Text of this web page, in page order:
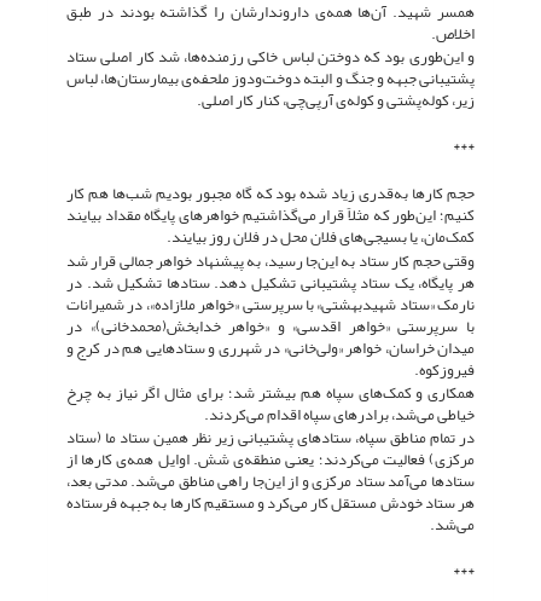
همسر شهید. آن‌ها همه‌ی داروندارشان را گذاشته بودند در طبق
اخلاص.
و این‌طوری بود که دوختن لباس خاکی رزمنده‌ها، شد کار اصلی ستاد
پشتیبانی جبهه و جنگ و البته دوخت‌ودوز ملحفه‌ى بیمارستان‌ها، لباس
زیر، کوله‌پشتی و کوله‌ی آرپی‌چی، کنار کار اصلی.
***
حجم کارها به‌قدری زیاد شده بود که گاه مجبور بودیم شب‌ها هم کار
کنیم؛ این‌طور که مثلاً قرار می‌گذاشتیم خواهرهای پایگاه مقداد بیایند
کمک‌مان، یا بسیجی‌های فلان محل در فلان روز بیایند.
وقتی حجم کار ستاد به این‌جا رسید، به پیشنهاد خواهر جمالی قرار شد
هر پایگاه، یک ستاد پشتیبانی تشکیل دهد. ستادها تشکیل شد. در
نارمک «ستاد شهیدبهشتی» با سرپرستی «خواهر ملازاده»، در شمیرانات
با سرپرستی «خواهر اقدسی» و «خواهر خدابخش(محمدخانی)» در
میدان خراسان، خواهر «ولی‌خانی» در شهرری و ستادهایی هم در کرج و
فیروزکوه.
همکاری و کمک‌های سپاه هم بیشتر شد؛ برای مثال اگر نیاز به چرخ
خیاطی می‌شد، برادرهای سپاه اقدام می‌کردند.
در تمام مناطق سپاه، ستادهای پشتیبانی زیر نظر همین ستاد ما (ستاد
مرکزی) فعالیت می‌کردند؛ یعنی منطقه‌ی شش. اوایل همه‌ی کارها از
ستادها می‌آمد ستاد مرکزی و از این‌جا راهی مناطق می‌شد. مدتی بعد،
هر ستاد خودش مستقل کار می‌کرد و مستقیم کارها به جبهه فرستاده
می‌شد.
***